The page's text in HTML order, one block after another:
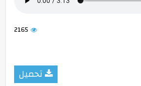
2165
تحميل